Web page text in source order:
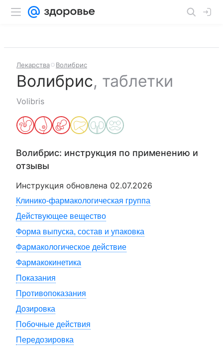
Лекарства Волибрис
Волибрис, таблетки
Volibris
Волибрис: инструкция по применению и
отзывы
Инструкция обновлена 02.07.2026
Клинико-фармакологическая группа
Действующее вещество
Форма выпуска, состав и упаковка
Фармакологическое действие
Фармакокинетика
Показания
Противопоказания
Дозировка
Побочные действия
Передозировка